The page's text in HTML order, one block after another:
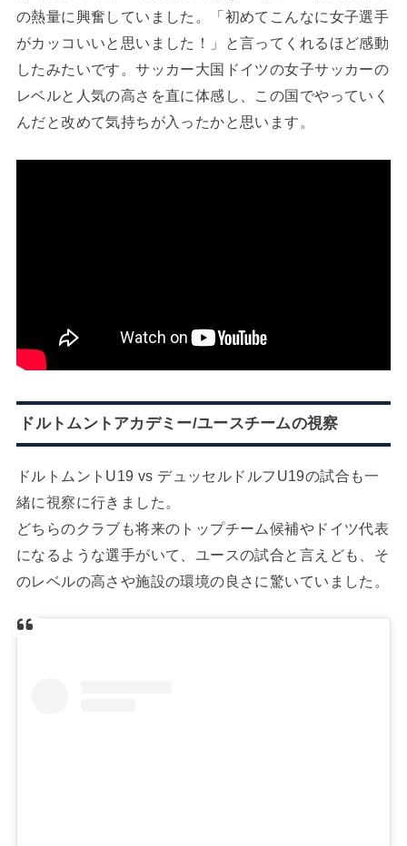
の熱量に興奮していました。「初めてこんなに女子選手
がカッコいいと思いました！」と言ってくれるほど感動
したみたいです。サッカー大国ドイツの女子サッカーの
レベルと人気の高さを直に体感し、この国でやっていく
んだと改めて気持ちが入ったかと思います。
ドルトムントアカデミー/ユースチームの視察
ドルトムントU19 vs デュッセルドルフU19の試合も一
緒に視察に行きました。
どちらのクラブも将来のトップチーム候補やドイツ代表
になるような選手がいて、ユースの試合と言えども、そ
のレベルの高さや施設の環境の良さに驚いていました。